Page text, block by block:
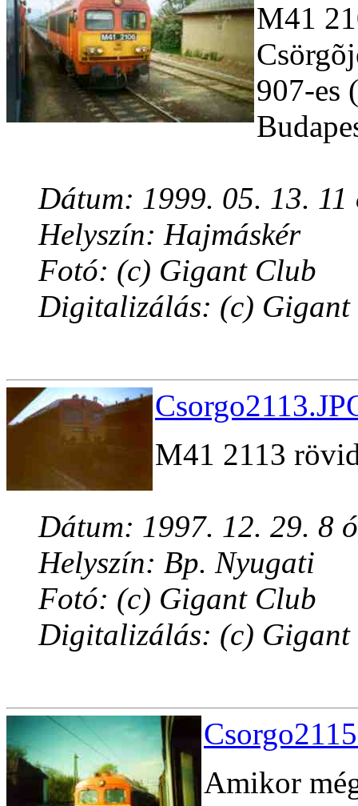
M41
907-es
Dátum: 1999. 05. 13. 11
Helyszín: Hajmáskér
Fotó: (c) Gigant Club
Digitalizálás: (c) Gigant
M41 2113
Dátum: 1997. 12. 29. 8
Helyszín: Bp. Nyugati
Fotó: (c) Gigant Club
Digitalizálás: (c) Gigant
Amikor